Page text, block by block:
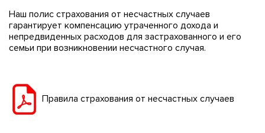
Наш полис страхования от несчастных случаев
гарантирует компенсацию утраченного дохода и
непредвиденных расходов для застрахованного и его
семьи при возникновении несчастного случая.
Правила страхования от несчастных случаев